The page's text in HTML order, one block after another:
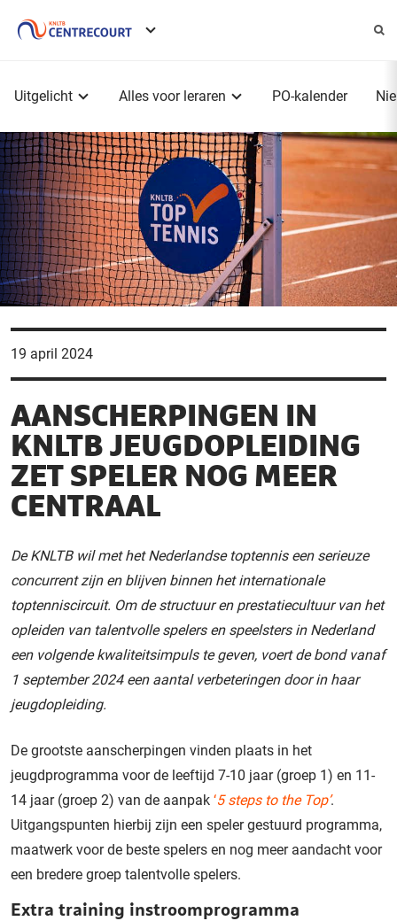
Uitgelicht Alles voor leraren PO-kalender
19 april 2024
AANSCHERPINGEN IN
KNLTB JEUGDOPLEIDING
ZET SPELER NOG MEER
CENTRAAL
De KNLTB wil met het Nederlandse toptennis een serieuze
concurrent zijn en blijven binnen het internationale
toptenniscircuit. Om de structuur en prestatiecultuur van het
opleiden van talentvolle spelers en speelsters in Nederland
een volgende kwaliteitsimpuls te geven, voert de bond vanaf
1 september 2024 een aantal verbeteringen door in haar
jeugdopleiding.
De grootste aanscherpingen vinden plaats in het
jeugdprogramma voor de leeftijd 7-10 jaar (groep 1) en 11-
14 jaar (groep 2) van de aanpak ‘5 steps to the Top’.
Uitgangspunten hierbij zijn een speler gestuurd programma,
maatwerk voor de beste spelers en nog meer aandacht voor
een bredere groep talentvolle spelers.
Extra training instroomprogramma